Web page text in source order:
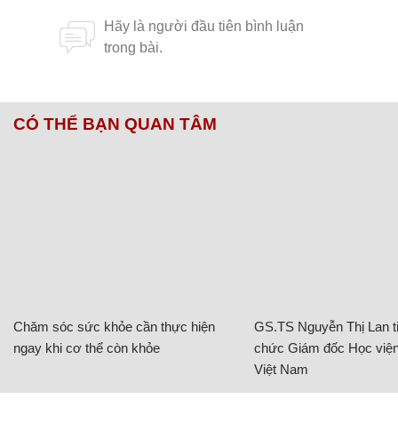
CÓ THỂ BẠN QUAN TÂM
Chăm sóc sức khỏe cần thực hiện
ngay khi cơ thể còn khỏe
GS.TS Nguyễn Thị Lan
chức Giám đốc Học
Việt Nam